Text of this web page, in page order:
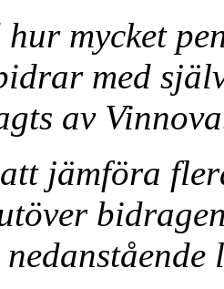
mycket
med
av
jämföra